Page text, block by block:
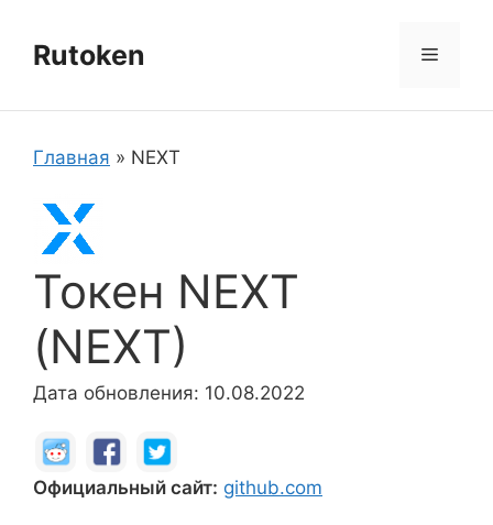
содержимому
Rutoken Меню
Главная » NEXT
Токен NEXT
(NEXT)
Дата обновления: 10.08.2022
Официальный сайт: github.com